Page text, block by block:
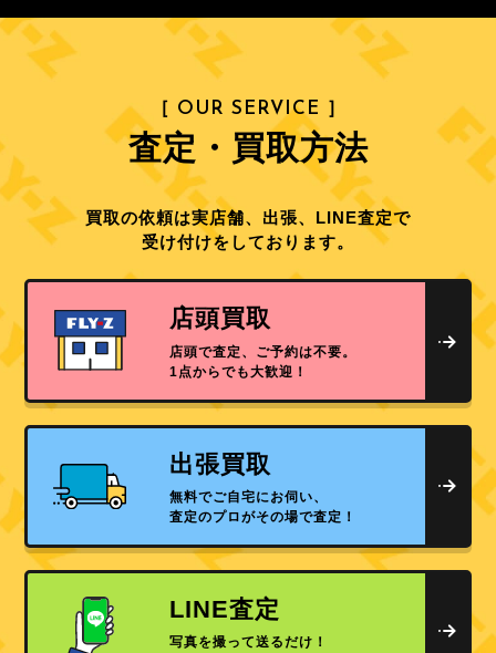
［ OUR SERVICE ］
査定・買取方法
買取の依頼は実店舗、出張、LINE査定で
受け付けをしております。
店頭買取
店頭で査定、ご予約は不要。
1点からでも大歓迎！
出張買取
無料でご自宅にお伺い、
査定のプロがその場で査定！
LINE査定
写真を撮って送るだけ！